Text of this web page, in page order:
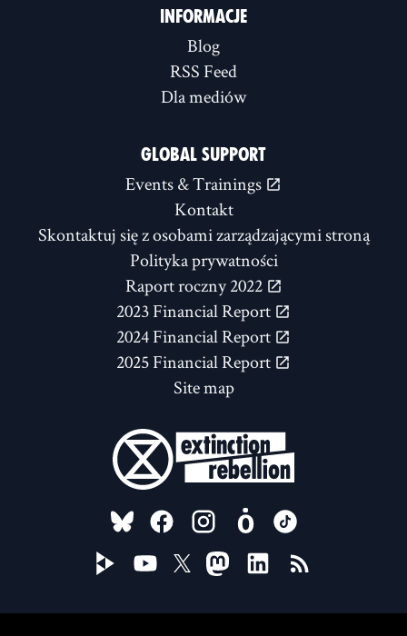
INFORMACJE
Blog
RSS Feed
Dla mediów
GLOBAL SUPPORT
Events & Trainings
Kontakt
Skontaktuj się z osobami zarządzającymi stroną
Polityka prywatności
Raport roczny 2022
2023 Financial Report
2024 Financial Report
2025 Financial Report
Site map
FOLLOW US ON